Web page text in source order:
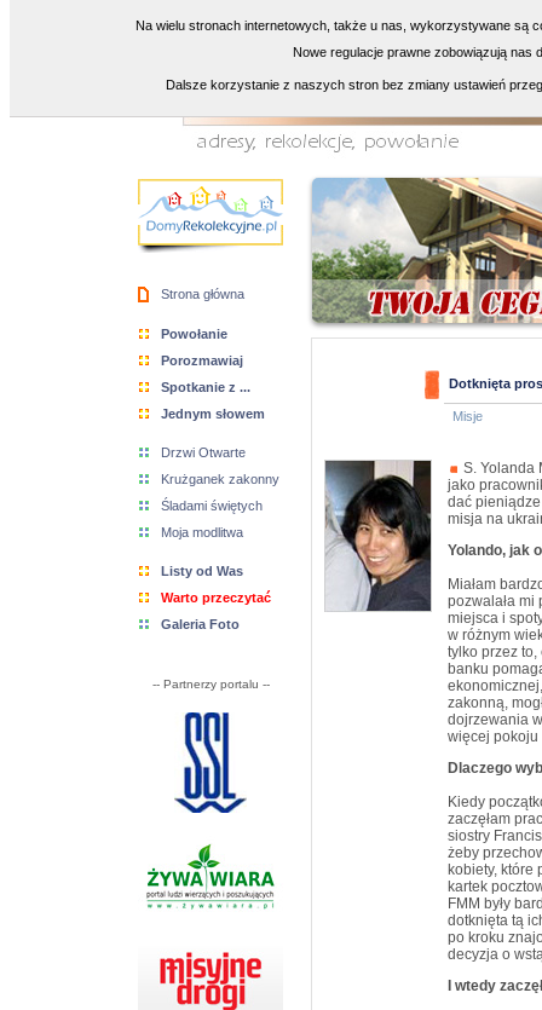
Strona główna
Powołanie
Porozmawiaj
Spotkanie z ...
Jednym słowem
Drzwi Otwarte
Krużganek zakonny
Śladami świętych
Moja modlitwa
Listy od Was
Warto przeczytać
Galeria Foto
-- Partnerzy portalu --
Dotknięta
Misje
S. Yolanda
jako
dać
misja na
Yolando, jak
Miałam
pozwalała mi
miejsca i
w różnym
tylko przez to,
banku
zakonną,
dojrzewania
więcej pokoju
Dlaczego
Kiedy
zaczęłam
siostry
żeby
kobiety, które
kartek
FMM były
dotknięta tą
po kroku
decyzja o
I wtedy
Na wielu stronach internetowych, także u nas, wykorzystywane są
Nowe regulacje prawne zobowiązują nas
Dalsze korzystanie z naszych stron bez zmiany ustawień